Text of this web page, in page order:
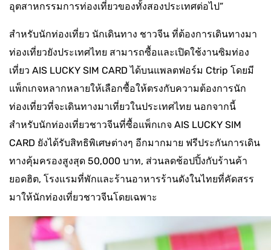
อุตสาหกรรมการท่องเที่ยวของทั้งสองประเทศต่อไป”
สำหรับนักท่องเที่ยว นักเดินทาง ชาวจีน ที่ต้องการเดินทางมา
ท่องเที่ยวยังประเทศไทย สามารถซื้อและเปิดใช้งานซิมท่อง
เที่ยว AIS LUCKY SIM CARD ได้บนแพลตฟอร์ม Ctrip โดยมี
แพ็กเกจหลากหลายให้เลือกซื้อให้ตรงกับความต้องการนัก
ท่องเที่ยวที่จะเดินทางมาเที่ยวในประเทศไทย นอกจากนี้
สำหรับนักท่องเที่ยวชาวจีนที่ซื้อแพ็กเกจ AIS LUCKY SIM
CARD ยังได้รับสิทธิพิเศษต่างๆ อีกมากมาย ฟรีประกันการเดิน
ทางคุ้มครองสูงสุด 50,000 บาท, ส่วนลดช้อปปิ้งกับร้านค้า
ยอดฮิต, โรงแรมที่พักและร้านอาหารร้านดังในไทยที่คัดสรร
มาให้นักท่องเที่ยวชาวจีนโดยเฉพาะ